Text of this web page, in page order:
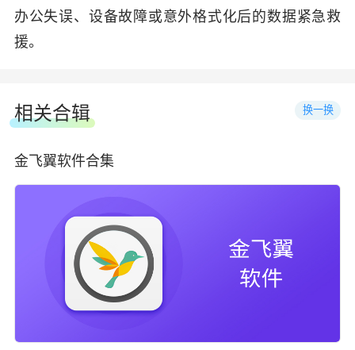
办公失误、设备故障或意外格式化后的数据紧急救
援。
相关合辑 换一换
金飞翼软件合集